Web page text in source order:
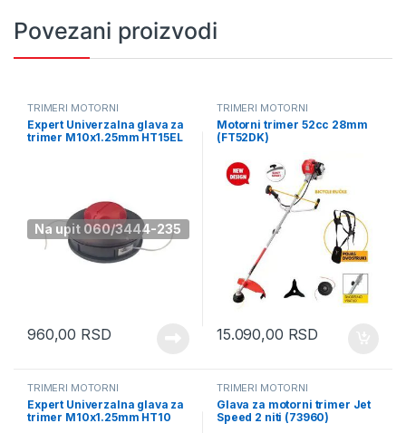
Povezani proizvodi
Na upit 060/3444-235
TRIMERI MOTORNI
Expert Univerzalna glava za
trimer M10x1.25mm HT15EL
960,00 RSD
TRIMERI MOTORNI
Motorni trimer 52cc 28mm
(FT52DK)
15.090,00 RSD
TRIMERI MOTORNI
Expert Univerzalna glava za
trimer M10x1.25mm HT10
TRIMERI MOTORNI
Glava za motorni trimer Jet
Speed 2 niti (73960)